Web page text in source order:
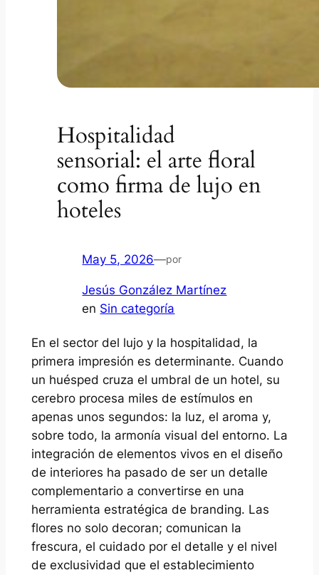
Hospitalidad
sensorial: el arte floral
como firma de lujo en
hoteles
May 5, 2026—por
Jesús González Martínez
en Sin categoría
En el sector del lujo y la hospitalidad, la
primera impresión es determinante. Cuando
un huésped cruza el umbral de un hotel, su
cerebro procesa miles de estímulos en
apenas unos segundos: la luz, el aroma y,
sobre todo, la armonía visual del entorno. La
integración de elementos vivos en el diseño
de interiores ha pasado de ser un detalle
complementario a convertirse en una
herramienta estratégica de branding. Las
flores no solo decoran; comunican la
frescura, el cuidado por el detalle y el nivel
de exclusividad que el establecimiento